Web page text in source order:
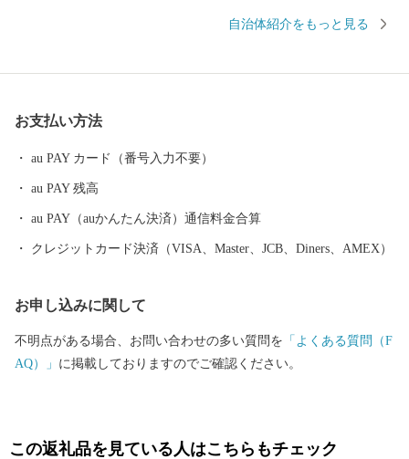
3．09平方キロメートルの農山村で、このうち約83％を森林が占
を活かし、「資源の循環」「経済の循環」「人材の循環」「暮ら
会」をまちの将来像として施策を展開しています。 京丹波町は、
丹波ブランド食材の丹波栗や丹波黒大豆、京野菜の数々をはじ
め、京都府随一の酪農地帯でもあるなど、まさに食材の宝庫で
基幹産業である農業や食産業の活性化にもつなげていきたいと考
自治体紹介をもっと見る
お支払い方法
au PAY カード（番号入力不要）
au PAY 残高
au PAY（auかんたん決済）通信料金合算
クレジットカード決済（VISA、Master、JCB、Diners、AMEX）
お申し込みに関して
不明点がある場合、お問い合わせの多い質問を 「よくある質問（F
AQ）」 に掲載しておりますのでご確認ください。
この返礼品を見ている人はこちらもチェック